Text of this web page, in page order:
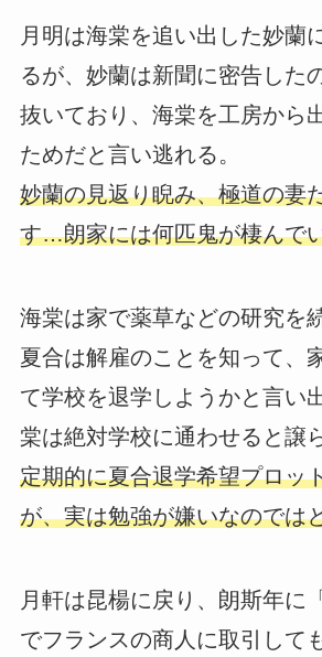
月明は海棠を追い出した妙蘭
るが、妙蘭は新聞に密告した
抜いており、海棠を工房から
ためだと言い逃れる。
妙蘭の見返り睨み、極道の妻
す…朗家には何匹鬼が棲んで
海棠は家で薬草などの研究を
夏合は解雇のことを知って、
て学校を退学しようかと言い
棠は絶対学校に通わせると譲
定期的に夏合退学希望プロッ
が、実は勉強が嫌いなのでは
月軒は昆楊に戻り、朗斯年に
でフランスの商人に取引して